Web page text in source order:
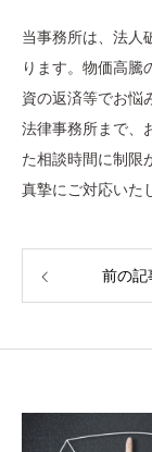
当事務所は、法人
ります。物価高騰
資の返済等でお悩
法律事務所まで、
た相談時間に制限
真摯にご対応いた
前の記